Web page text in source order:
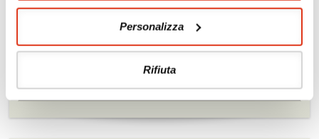
Personalizza
Rifiuta
Mostraci le tue foto su Facebook
Condividi con gli altri viaggiatori le tue esperienze e scambia
Visita la nostra pagina Facebook